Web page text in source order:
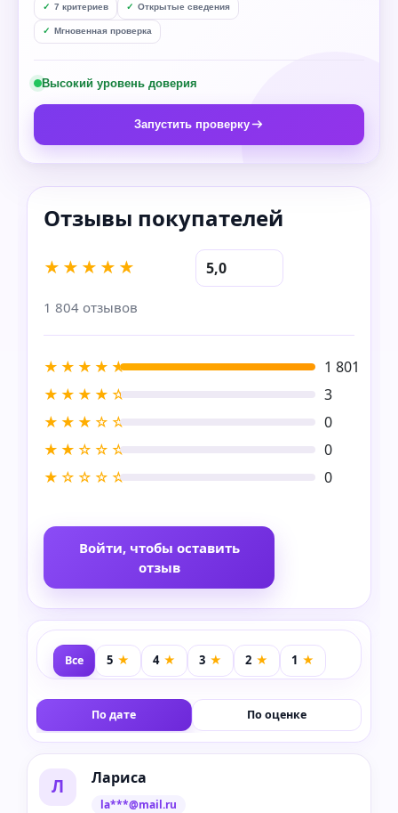
7 критериев Открытые сведения
Мгновенная проверка
Высокий уровень доверия
Запустить проверку
★★★★★ 5,0
1 804 отзывов
★★★★★
1 801
★★★★☆
3
★★★☆☆
0
★★☆☆☆
0
★☆☆☆☆
0
Войти, чтобы оставить
отзыв
Все
По дате По оценке
Л Лариса
la***@mail.ru